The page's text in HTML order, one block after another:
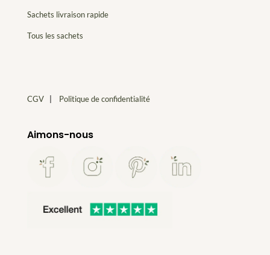
Sachets livraison rapide
Tous les sachets
CGV| Politique de confidentialité
Aimons-nous